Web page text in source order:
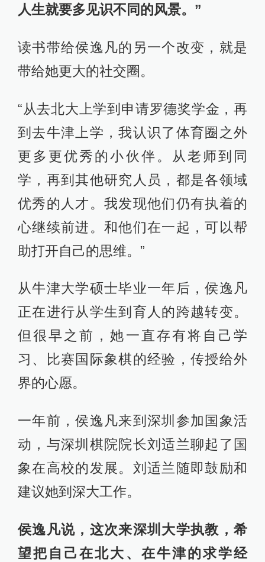
人生就要多见识不同的风景。”
读书带给侯逸凡的另一个改变，就是
带给她更大的社交圈。
“从去北大上学到申请罗德奖学金，再
到去牛津上学，我认识了体育圈之外
更多更优秀的小伙伴。从老师到同
学，再到其他研究人员，都是各领域
优秀的人才。我发现他们仍有执着的
心继续前进。和他们在一起，可以帮
助打开自己的思维。”
从牛津大学硕士毕业一年后，侯逸凡
正在进行从学生到育人的跨越转变。
但很早之前，她一直存有将自己学
习、比赛国际象棋的经验，传授给外
界的心愿。
一年前，侯逸凡来到深圳参加国象活
动，与深圳棋院院长刘适兰聊起了国
象在高校的发展。刘适兰随即鼓励和
建议她到深大工作。
侯逸凡说，这次来深圳大学执教，希
望把自己在北大、在牛津的求学经